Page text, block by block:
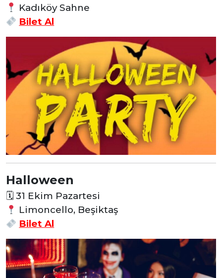
Kadıköy Sahne
Bilet Al
Halloween
🗓 31 Ekim Pazartesi
Limoncello, Beşiktaş
Bilet Al